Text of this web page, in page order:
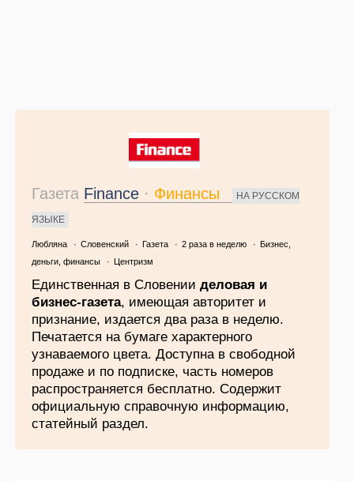
Газета Finance · Финансы НА РУССКОМ
ЯЗЫКЕ
Любляна · Словенский · Газета · 2 раза в неделю · Бизнес,
деньги, финансы
· Центризм
Единственная в Словении деловая и
бизнес-газета, имеющая авторитет и
признание, издается два раза в неделю.
Печатается на бумаге характерного
узнаваемого цвета. Доступна в свободной
продаже и по подписке, часть номеров
распространяется бесплатно. Содержит
официальную справочную информацию,
статейный раздел.